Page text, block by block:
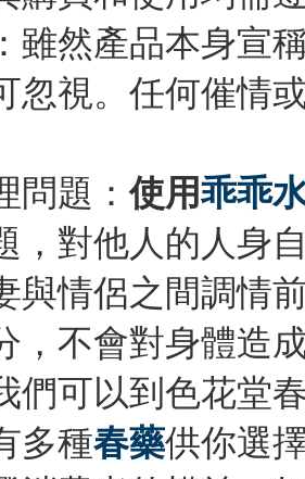
雖然產品本身宣
忽視。任何催情
問題：使用乖乖
，對他人的人身
與情侶之間調情
，不會對身體造
們可以到色花堂
多種春藥供你選